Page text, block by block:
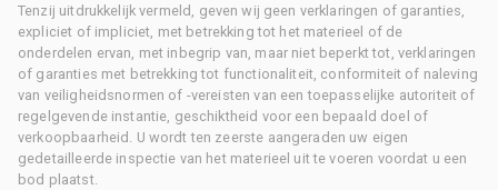
Tenzij uitdrukkelijk vermeld, geven wij geen verklaringen of garanties,
expliciet of impliciet, met betrekking tot het materieel of de
onderdelen ervan, met inbegrip van, maar niet beperkt tot, verklaringen
of garanties met betrekking tot functionaliteit, conformiteit of naleving
van veiligheidsnormen of -vereisten van een toepasselijke autoriteit of
regelgevende instantie, geschiktheid voor een bepaald doel of
verkoopbaarheid. U wordt ten zeerste aangeraden uw eigen
gedetailleerde inspectie van het materieel uit te voeren voordat u een
bod plaatst.